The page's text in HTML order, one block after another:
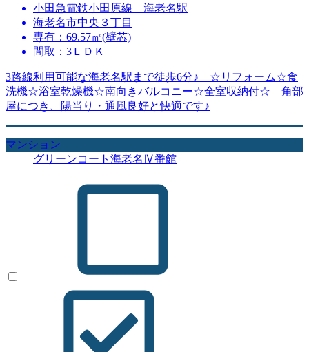
小田急電鉄小田原線 海老名駅
海老名市中央３丁目
専有：69.57㎡(壁芯)
間取：3ＬＤＫ
3路線利用可能な海老名駅まで徒歩6分♪ ☆リフォーム☆食
洗機☆浴室乾燥機☆南向きバルコニー☆全室収納付☆ 角部
屋につき、陽当り・通風良好と快適です♪
マンション
グリーンコート海老名Ⅳ番館